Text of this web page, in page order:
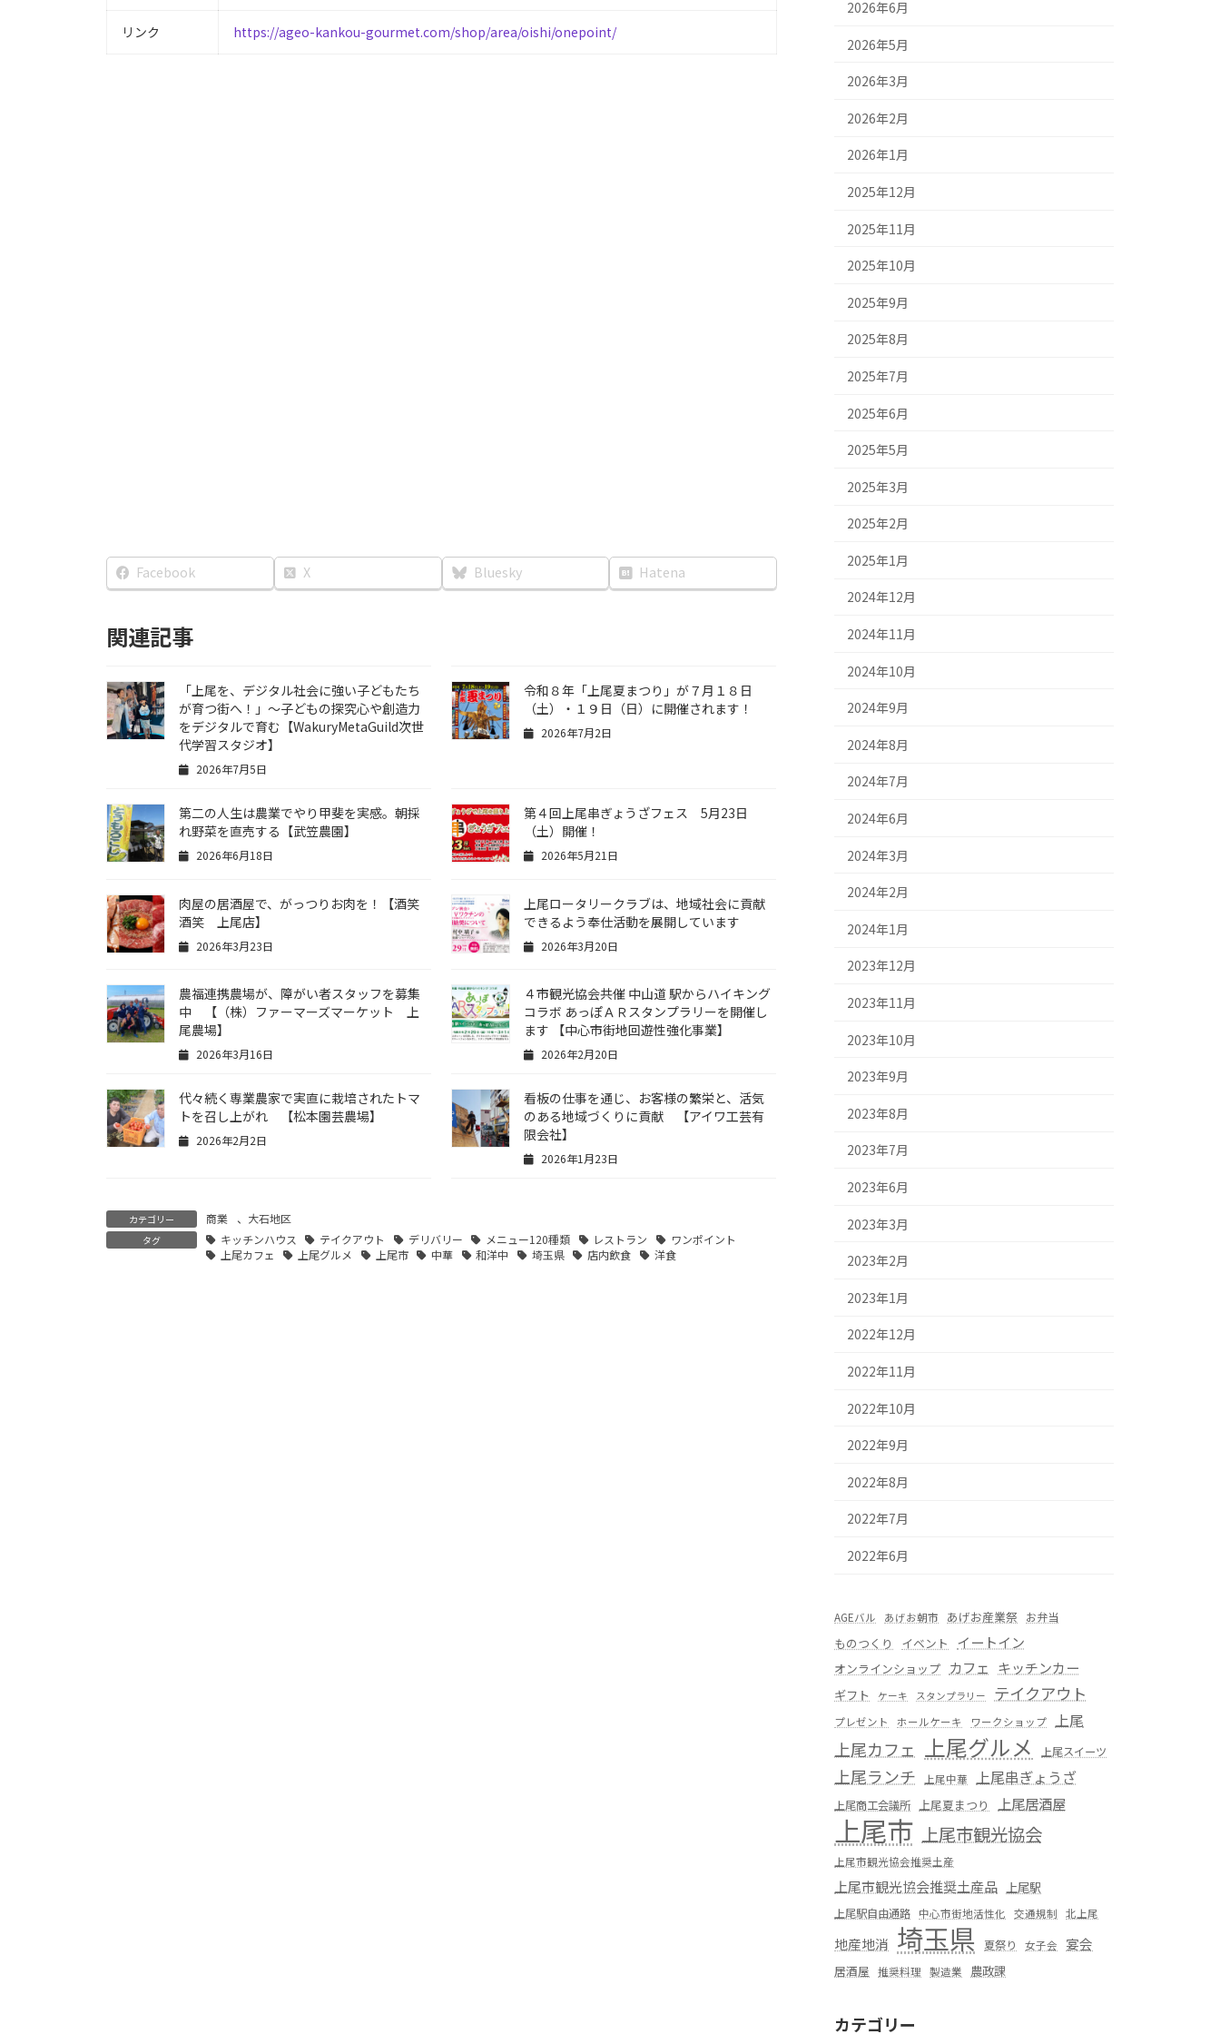
リンク https://ageo-kankou-gourmet.com/shop/area/oishi/onepoint/
Facebook X Bluesky Hatena
関連記事
「上尾を、デジタル社会に強い子どもたち
が育つ街へ！」〜子どもの探究心や創造力
をデジタルで育む【WakuryMetaGuild次世
代学習スタジオ】
2026年7月5日
令和８年「上尾夏まつり」が７月１８日
（土）・１９日（日）に開催されます！
2026年7月2日
第二の人生は農業でやり甲斐を実感。朝採
れ野菜を直売する【武笠農園】
2026年6月18日
第４回上尾串ぎょうざフェス 5月23日
（土）開催！
2026年5月21日
肉屋の居酒屋で、がっつりお肉を！【酒笑
酒笑 上尾店】
2026年3月23日
上尾ロータリークラブは、地域社会に貢献
できるよう奉仕活動を展開しています
2026年3月20日
農福連携農場が、障がい者スタッフを募集
中 【（株）ファーマーズマーケット 上
尾農場】
2026年3月16日
４市観光協会共催 中山道 駅からハイキング
コラボ あっぽＡＲスタンプラリーを開催し
ます 【中心市街地回遊性強化事業】
2026年2月20日
代々続く専業農家で実直に栽培されたトマ
トを召し上がれ 【松本園芸農場】
2026年2月2日
看板の仕事を通じ、お客様の繁栄と、活気
のある地域づくりに貢献 【アイワ工芸有
限会社】
2026年1月23日
カテゴリー 商業 、 大石地区
タグ キッチンハウス テイクアウト デリバリー メニュー120種類 レストラン
ワンポイント
上尾カフェ
上尾グルメ 上尾市 中華 和洋中 埼玉県 店内飲食 洋食
2026年6月
2026年5月
2026年3月
2026年2月
2026年1月
2025年12月
2025年11月
2025年10月
2025年9月
2025年8月
2025年7月
2025年6月
2025年5月
2025年3月
2025年2月
2025年1月
2024年12月
2024年11月
2024年10月
2024年9月
2024年8月
2024年7月
2024年6月
2024年3月
2024年2月
2024年1月
2023年12月
2023年11月
2023年10月
2023年9月
2023年8月
2023年7月
2023年6月
2023年3月
2023年2月
2023年1月
2022年12月
2022年11月
2022年10月
2022年9月
2022年8月
2022年7月
2022年6月
AGEバル あげお朝市 あげお産業祭 お弁当
ものつくり イベント イートイン
オンラインショップ カフェ キッチンカー
ギフト ケーキ スタンプラリー テイクアウト
プレゼント ホールケーキ ワークショップ 上尾
上尾カフェ 上尾グルメ 上尾スイーツ
上尾ランチ 上尾中華 上尾串ぎょうざ
上尾商工会議所 上尾夏まつり 上尾居酒屋
上尾市 上尾市観光協会
上尾市観光協会推奨土産
上尾市観光協会推奨土産品 上尾駅
上尾駅自由通路 中心市街地活性化 交通規制 北上尾
地産地消 埼玉県 夏祭り 女子会 宴会
居酒屋 推奨料理 製造業 農政課
カテゴリー